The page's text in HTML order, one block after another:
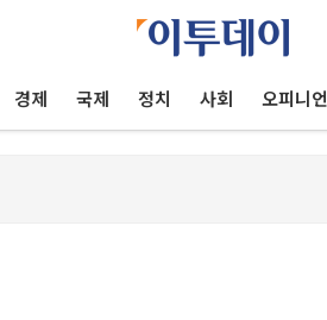
경제 국제 정치 사회 오피니언